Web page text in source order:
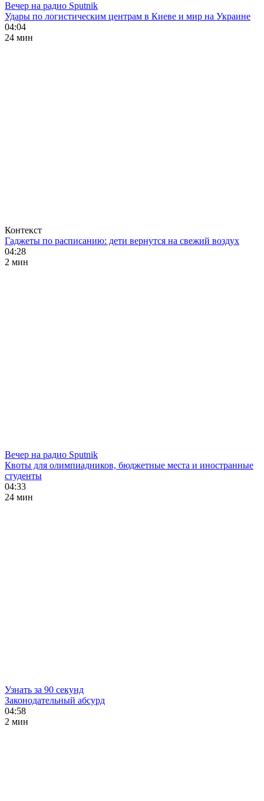
Вечер на радио Sputnik
Удары по логистическим центрам в Киеве и мир на Украине
04:04
24 мин
Контекст
Гаджеты по расписанию: дети вернутся на свежий воздух
04:28
2 мин
Вечер на радио Sputnik
Квоты для олимпиадников, бюджетные места и иностранные
студенты
04:33
24 мин
Узнать за 90 секунд
Законодательный абсурд
04:58
2 мин